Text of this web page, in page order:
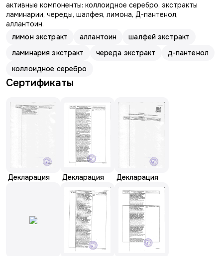
активные компоненты: коллоидное серебро, экстракты
ламинарии, череды, шалфея, лимона, Д-пантенол,
аллантоин.
лимон экстракт
аллантоин
шалфей экстракт
ламинария экстракт
череда экстракт
д-пантенол
коллоидное серебро
Сертификаты
Декларация Декларация Декларация